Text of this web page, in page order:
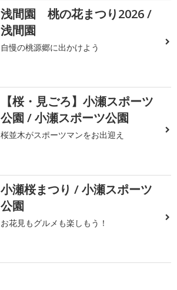
浅間園 桃の花まつり2026 /
浅間園
自慢の桃源郷に出かけよう
【桜・見ごろ】小瀬スポーツ
公園 / 小瀬スポーツ公園
桜並木がスポーツマンをお出迎え
小瀬桜まつり / 小瀬スポーツ
公園
お花見もグルメも楽しもう！